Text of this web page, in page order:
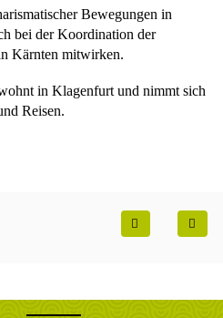
Bewegungen in
bei der Koordination der
Kärnten mitwirken.
in Klagenfurt und nimmt sich
Reisen.